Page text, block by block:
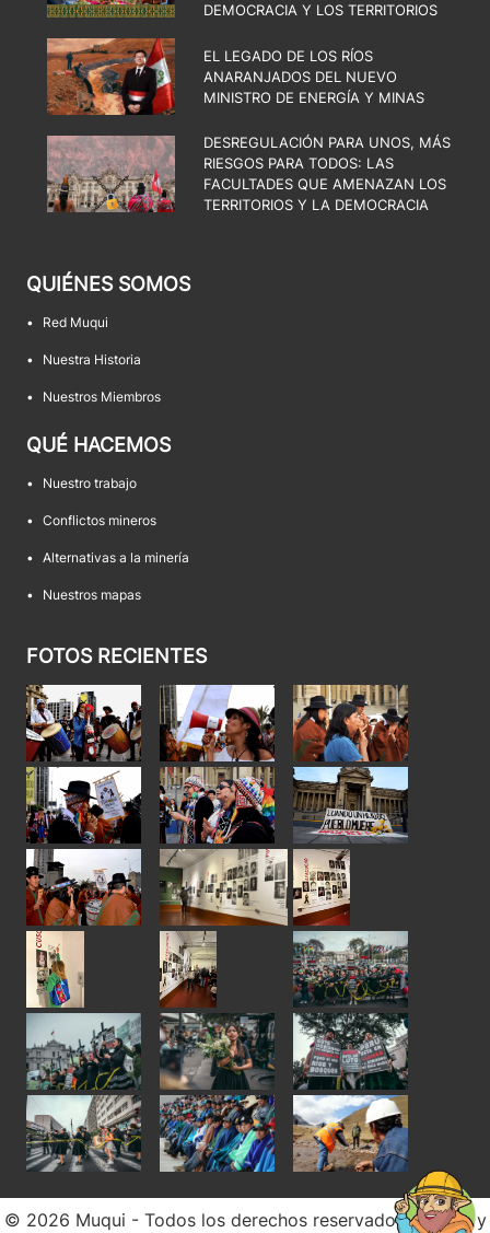
DEMOCRACIA Y LOS TERRITORIOS
EL LEGADO DE LOS RÍOS
ANARANJADOS DEL NUEVO
MINISTRO DE ENERGÍA Y MINAS
DESREGULACIÓN PARA UNOS, MÁS
RIESGOS PARA TODOS: LAS
FACULTADES QUE AMENAZAN LOS
TERRITORIOS Y LA DEMOCRACIA
QUIÉNES SOMOS
• Red Muqui
• Nuestra Historia
• Nuestros Miembros
QUÉ HACEMOS
• Nuestro trabajo
• Conflictos mineros
• Alternativas a la minería
• Nuestros mapas
FOTOS RECIENTES
© 2026 Muqui - Todos los derechos reservados. Diseño y